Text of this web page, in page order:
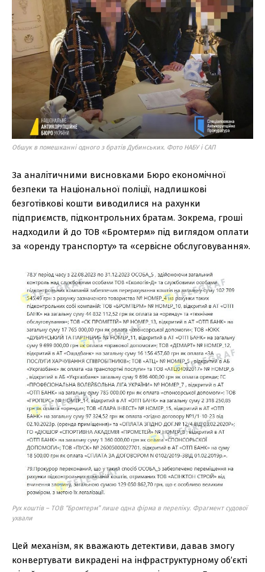
Обшук в помешканні одного з братів Дубинських. Фото НАБУ і САП
За аналітичними висновками Бюро економічної
безпеки та Національної поліції, надлишкові
безготівкові кошти виводилися на рахунки
підприємств, підконтрольних братам. Зокрема, гроші
надходили й до ТОВ «Бромтерм» під виглядом оплати
за «оренду транспорту» та «сервісне обслуговування».
Рух коштів – ТОВ “Бромтерм” лише одна фірма в переліку. Фрагмент судової
ухвали
Цей механізм, як вважають детективи, давав змогу
конвертувати викрадені на інфраструктурному об’єкті